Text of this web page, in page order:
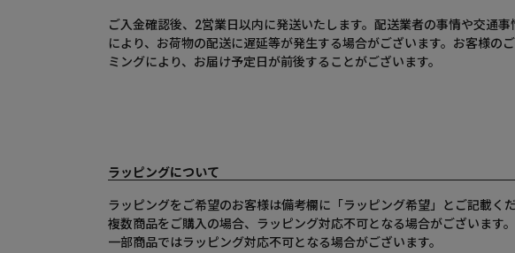
ご入金確認後、2営業日以内に発送いたします。配送業者の事情や交通事
により、お荷物の配送に遅延等が発生する場合がございます。お客様の
ミングにより、お届け予定日が前後することがございます。
ラッピングについて
ラッピングをご希望のお客様は備考欄に「ラッピング希望」とご記載くだ
複数商品をご購入の場合、ラッピング対応不可となる場合がございます。
一部商品ではラッピング対応不可となる場合がございます。